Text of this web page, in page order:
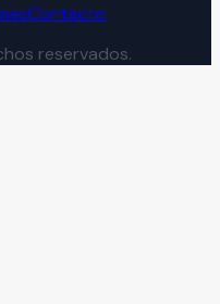
Contacto
reservados.